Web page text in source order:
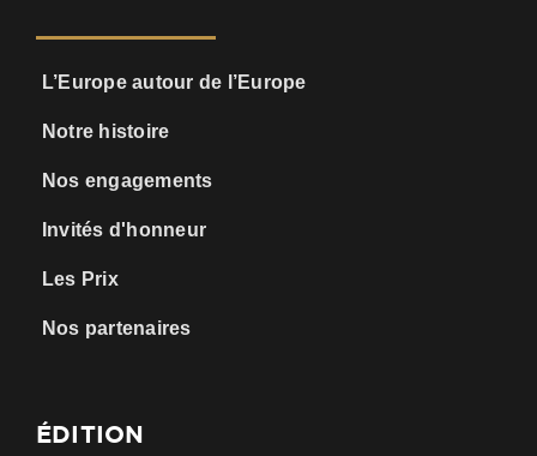
L’Europe autour de l’Europe
Notre histoire
Nos engagements
Invités d'honneur
Les Prix
Nos partenaires
ÉDITION